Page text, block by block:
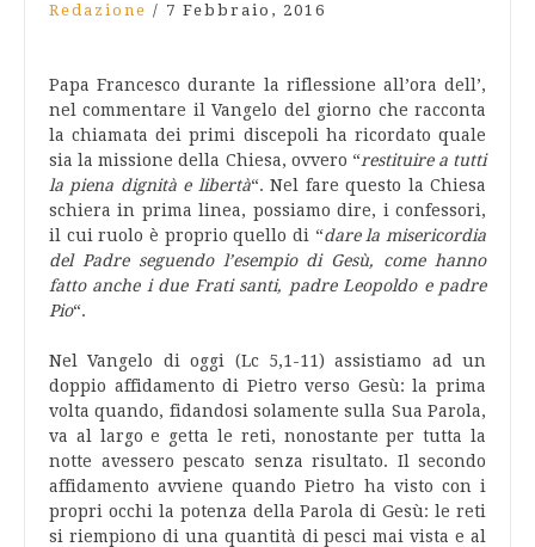
Redazione / 7 Febbraio, 2016
Papa Francesco durante la riflessione all’ora dell’,
nel commentare il Vangelo del giorno che racconta
la chiamata dei primi discepoli ha ricordato quale
sia la missione della Chiesa, ovvero “restituire a tutti
la piena dignità e libertà“. Nel fare questo la Chiesa
schiera in prima linea, possiamo dire, i confessori,
il cui ruolo è proprio quello di “dare la misericordia
del Padre seguendo l’esempio di Gesù, come hanno
fatto anche i due Frati santi, padre Leopoldo e padre
Pio“.
Nel Vangelo di oggi (Lc 5,1-11) assistiamo ad un
doppio affidamento di Pietro verso Gesù: la prima
volta quando, fidandosi solamente sulla Sua Parola,
va al largo e getta le reti, nonostante per tutta la
notte avessero pescato senza risultato. Il secondo
affidamento avviene quando Pietro ha visto con i
propri occhi la potenza della Parola di Gesù: le reti
si riempiono di una quantità di pesci mai vista e al